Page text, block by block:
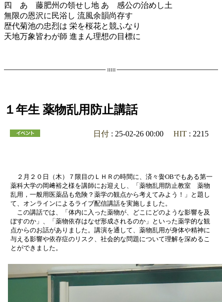
四 あゝ藤肥州の領せし地 あゝ感公の治めし土
無限の恩沢に民浴し 流風余韻尚存す
歴代菊池の忠烈は 栄を桜花と競ふなり
天地万象皆わが師 進まん理想の目標に
１年生 薬物乱用防止講話
日付 : 25-02-26 00:00 HIT : 2215
２月２０日（木）７限目のＬＨＲの時間に、済々黌OBでもある第一
薬科大学の岡﨑裕之様を講師にお迎えし、「薬物乱用防止教室 薬物
乱用，一般用医薬品も危険？薬学の観点から考えてみよう！」と題し
て、オンラインによるライブ配信講話を実施しました。
この講話では、「体内に入った薬物が、どこにどのような影響を及
ぼすのか」、「薬物依存はなぜ形成されるのか」といった薬学的な観
点からのお話がありました。講演を通して、薬物乱用が身体や精神に
与える影響や依存症のリスク、社会的な問題について理解を深めるこ
とができました。